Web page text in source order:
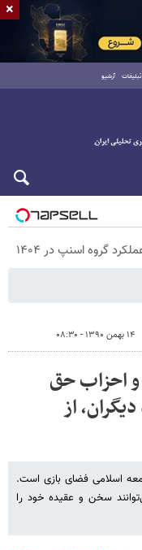
تبلیغات آرشیو
گروه اسنپ در ۱۴۰۴
۱۴ بهمن ۱۳۹۰ - ۰۸:۳۰
و احزاب حق
از
اسلامی فضای بازی است.
سخن و عقیده خود را
×